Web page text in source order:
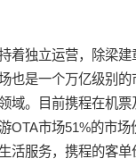
着独立运营，除梁
是一个万亿级别的
域。目前携程在机
OTA市场51%的市
活服务，携程的客